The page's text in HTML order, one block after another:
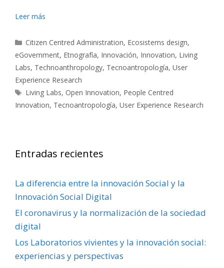
Leer más
Categorías
Citizen Centred Administration, Ecosistems design,
eGovernment, Etnografía, Innovación, Innovation, Living
Labs, Technoanthropology, Tecnoantropología, User
Experience Research
Etiquetas
Living Labs,Open Innovation, People Centred
Innovation, Tecnoantropología, User Experience Research
Entradas recientes
La diferencia entre la innovación Social y la
Innovación Social Digital
El coronavirus y la normalización de la sociedad
digital
Los Laboratorios vivientes y la innovación social:
experiencias y perspectivas